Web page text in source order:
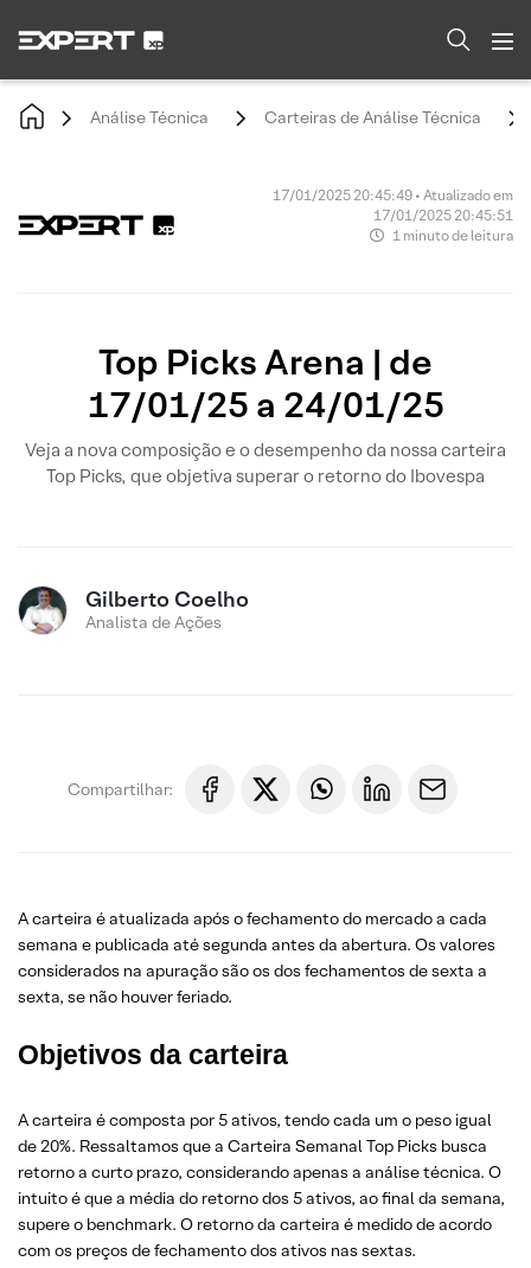
Análise Técnica Carteiras de Análise Técnica
17/01/2025 20:45:49 • Atualizado em
17/01/2025 20:45:51
1 minuto de leitura
Top Picks Arena | de
17/01/25 a 24/01/25
Veja a nova composição e o desempenho da nossa carteira
Top Picks, que objetiva superar o retorno do Ibovespa
Gilberto Coelho
Analista de Ações
Compartilhar:
A carteira é atualizada após o fechamento do mercado a cada
semana e publicada até segunda antes da abertura. Os valores
considerados na apuração são os dos fechamentos de sexta a
sexta, se não houver feriado.
Objetivos da carteira
A carteira é composta por 5 ativos, tendo cada um o peso igual
de 20%. Ressaltamos que a Carteira Semanal Top Picks busca
retorno a curto prazo, considerando apenas a análise técnica. O
intuito é que a média do retorno dos 5 ativos, ao final da semana,
supere o benchmark. O retorno da carteira é medido de acordo
com os preços de fechamento dos ativos nas sextas.